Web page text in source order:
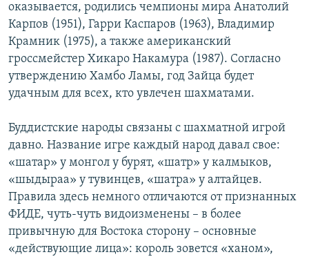
оказывается, родились чемпионы мира Анатолий
Карпов (1951), Гарри Каспаров (1963), Владимир
Крамник (1975), а также американский
гроссмейстер Хикаро Накамура (1987). Согласно
утверждению Хамбо Ламы, год Зайца будет
удачным для всех, кто увлечен шахматами.
Буддистские народы связаны с шахматной игрой
давно. Название игре каждый народ давал свое:
«шатар» у монгол у бурят, «шатр» у калмыков,
«шыдыраа» у тувинцев, «шатра» у алтайцев.
Правила здесь немного отличаются от признанных
ФИДЕ, чуть-чуть видоизменены – в более
привычную для Востока сторону – основные
«действующие лица»: король зовется «ханом»,